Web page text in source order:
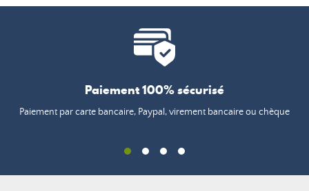
Paiement 100% sécurisé
Paiement par carte bancaire, Paypal, virement bancaire ou chèque